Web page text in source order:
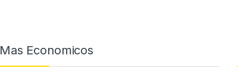
Mas Economicos